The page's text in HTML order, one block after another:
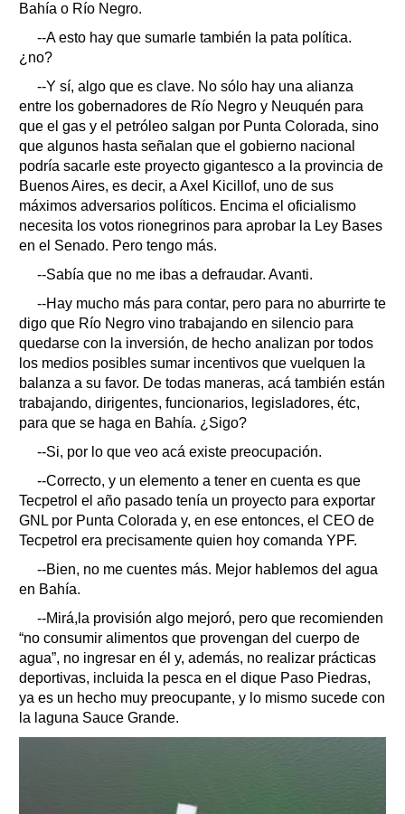
Bahía o Río Negro.
--A esto hay que sumarle también la pata política.
¿no?
--Y sí, algo que es clave. No sólo hay una alianza
entre los gobernadores de Río Negro y Neuquén para
que el gas y el petróleo salgan por Punta Colorada, sino
que algunos hasta señalan que el gobierno nacional
podría sacarle este proyecto gigantesco a la provincia de
Buenos Aires, es decir, a Axel Kicillof, uno de sus
máximos adversarios políticos. Encima el oficialismo
necesita los votos rionegrinos para aprobar la Ley Bases
en el Senado. Pero tengo más.
--Sabía que no me ibas a defraudar. Avanti.
--Hay mucho más para contar, pero para no aburrirte te
digo que Río Negro vino trabajando en silencio para
quedarse con la inversión, de hecho analizan por todos
los medios posibles sumar incentivos que vuelquen la
balanza a su favor. De todas maneras, acá también están
trabajando, dirigentes, funcionarios, legisladores, étc,
para que se haga en Bahía. ¿Sigo?
--Si, por lo que veo acá existe preocupación.
--Correcto, y un elemento a tener en cuenta es que
Tecpetrol el año pasado tenía un proyecto para exportar
GNL por Punta Colorada y, en ese entonces, el CEO de
Tecpetrol era precisamente quien hoy comanda YPF.
--Bien, no me cuentes más. Mejor hablemos del agua
en Bahía.
--Mirá,la provisión algo mejoró, pero que recomienden
“no consumir alimentos que provengan del cuerpo de
agua”, no ingresar en él y, además, no realizar prácticas
deportivas, incluida la pesca en el dique Paso Piedras,
ya es un hecho muy preocupante, y lo mismo sucede con
la laguna Sauce Grande.